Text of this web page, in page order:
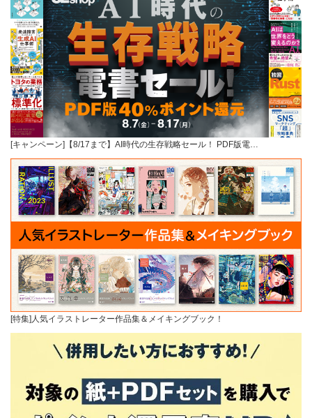
[キャンペーン]【8/17まで】AI時代の生存戦略セール！ PDF版電…
[特集]人気イラストレーター作品集＆メイキングブック！